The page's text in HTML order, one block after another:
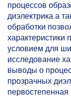
процессов
диэлектрика а
обработки
характеристики
условием для
исследование
выводы о
прозрачных
первостепенная